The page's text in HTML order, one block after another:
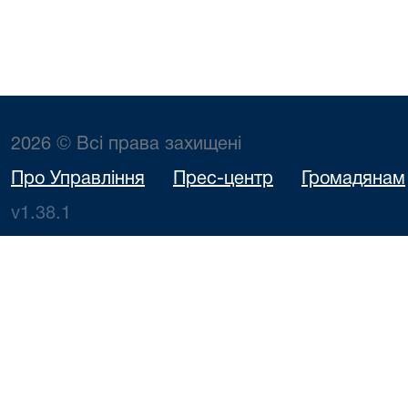
2026 © Всі права захищені
Про Управління Прес-центр Громадянам
v1.38.1